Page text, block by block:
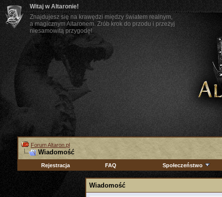
Witaj w Altaronie!
Znajdujesz się na krawędzi między światem realnym,
a magicznym Altaronem. Zrób krok do przodu i przeżyj
niesamowitą przygodę!
Forum Altaron.pl
Wiadomość
Rejestracja FAQ Społeczeństwo
Wiadomość